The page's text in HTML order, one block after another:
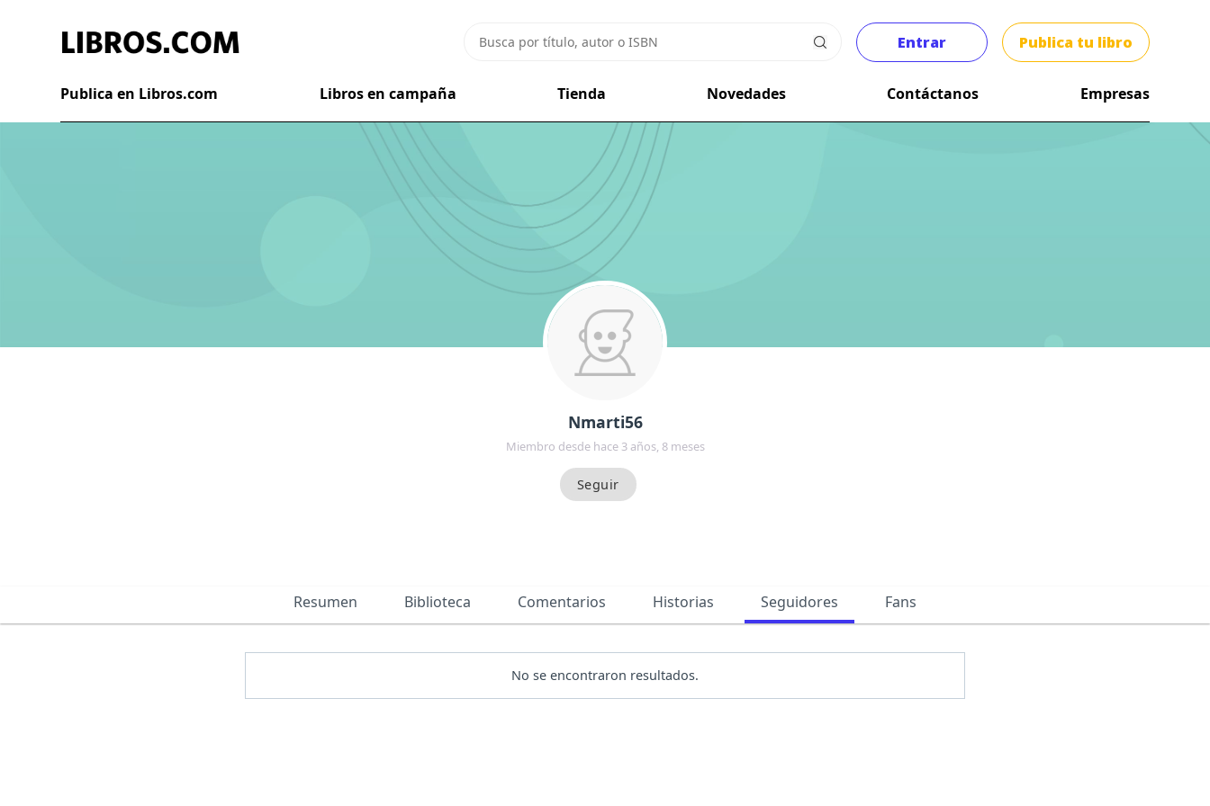
Entrar Publica tu libro
Publica en Libros.com Libros en campaña Tienda Novedades Contáctanos Empresas
Nmarti56
Miembro desde hace 3 años, 8 meses
Resumen Biblioteca Comentarios Historias Seguidores Fans
No se encontraron resultados.